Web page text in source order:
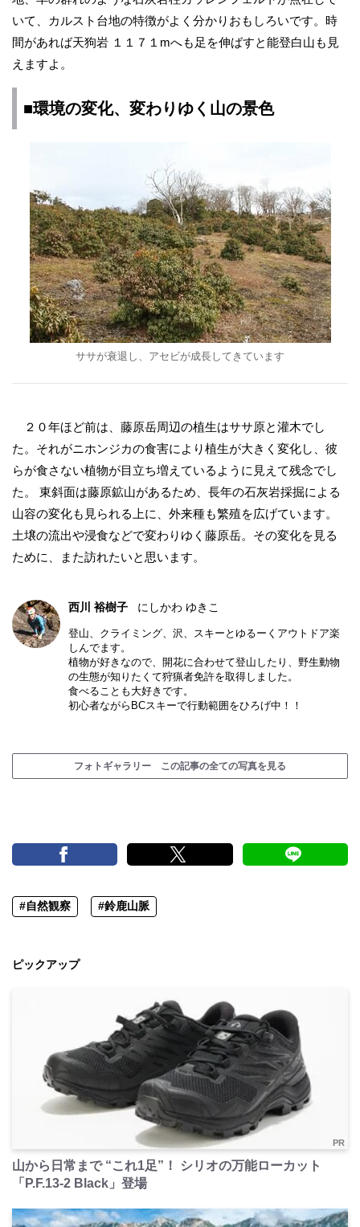
いて、カルスト台地の特徴がよく分かりおもしろいです。時
間があれば天狗岩 １１７１mへも足を伸ばすと能登白山も見
えますよ。
■環境の変化、変わりゆく山の景色
ササが衰退し、アセビが成長してきています
２０年ほど前は、藤原岳周辺の植生はササ原と灌木でし
た。それがニホンジカの食害により植生が大きく変化し、彼
らが食さない植物が目立ち増えているように見えて残念でし
た。 東斜面は藤原鉱山があるため、⻑年の石灰岩採掘による
山容の変化も見られる上に、外来種も繁殖を広げています。
土壌の流出や浸食などで変わりゆく藤原岳。その変化を見る
ために、また訪れたいと思います。
西川 裕樹子 にしかわ ゆきこ
登山、クライミング、沢、スキーとゆるーくアウトドア楽
しんでます。
植物が好きなので、開花に合わせて登山したり、野生動物
の生態が知りたくて狩猟者免許を取得しました。
食べることも大好きです。
初心者ながらBCスキーで行動範囲をひろげ中！！
フォトギャラリー この記事の全ての写真を見る
#自然観察 #鈴鹿山脈
ピックアップ
PR
山から日常まで “これ1足”！ シリオの万能ローカット
「P.F.13-2 Black」登場